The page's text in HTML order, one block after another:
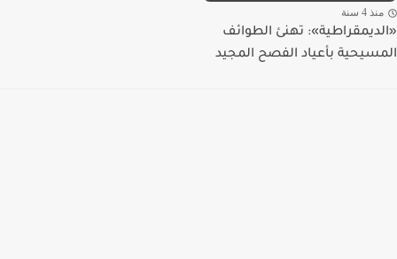
منذ 4 سنة
«الديمقراطية»: تهنئ الطوائف
المسيحية بأعياد الفصح المجيد